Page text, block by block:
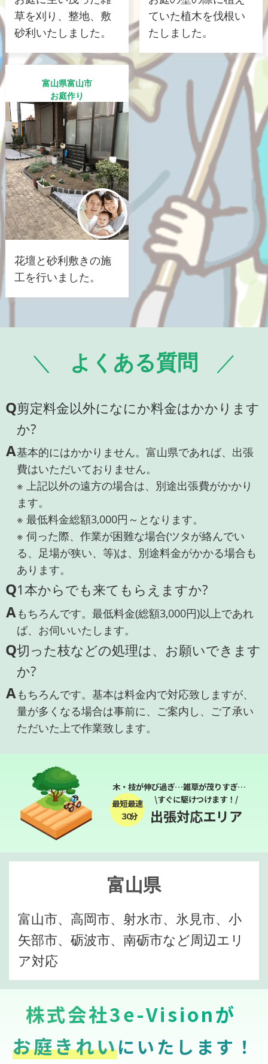
草を刈り、整地、敷
砂利いたしました。
ていた植木を伐根い
たしました。
富山県富山市
お庭作り
花壇と砂利敷きの施
工を行いました。
よくある質問
Q剪定料金以外になにか料金はかかります
か?
A基本的にはかかりません。富山県であれば、出張
費はいただいておりません。
※ 上記以外の遠方の場合は、別途出張費がかかり
ます。
※ 最低料金総額3,000円～となります。
※ 伺った際、作業が困難な場合(ツタが絡んでい
る、足場が狭い、等)は、別途料金がかかる場合も
あります。
Q1本からでも来てもらえますか?
Aもちろんです。最低料金(総額3,000円)以上であれ
ば、お伺いいたします。
Q切った枝などの処理は、お願いできます
か?
Aもちろんです。基本は料金内で対応致しますが、
量が多くなる場合は事前に、ご案内し、ご了承い
ただいた上で作業致します。
木・枝が伸び過ぎ…雑草が茂りすぎ…
最短最速
３０分
\すぐに駆けつけます！/
出張対応エリア
富山県
富山市、高岡市、射水市、氷見市、小
矢部市、砺波市、南砺市など周辺エリ
ア対応
株式会社3e-Visionが
お庭きれいにいたします！